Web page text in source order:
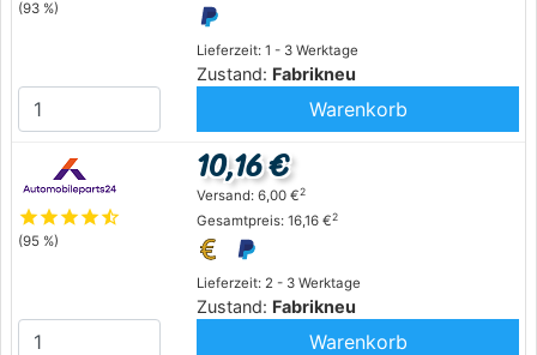
(93 %)
Lieferzeit: 1 - 3 Werktage
Zustand: Fabrikneu
Warenkorb
starstarstarstarstar_half
(95 %)
Lieferzeit: 2 - 3 Werktage
Zustand: Fabrikneu
10,16 €
Versand: 6,00 €2
Gesamtpreis: 16,16 €2
Warenkorb